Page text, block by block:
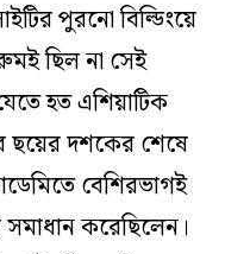
পুরনো বিল্ডিংয়ে
ছিল না সেই
হত এশিয়াটিক
ছয়ের দশকের শেষে
বেশিরভাগই
সমাধান করেছিলেন।